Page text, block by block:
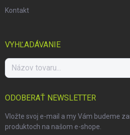
Kontakt
VYHĽADÁVANIE
ODOBERAŤ NEWSLETTER
Vložte svoj e-mail a my Vám budeme
produktoch na našom e-shope.